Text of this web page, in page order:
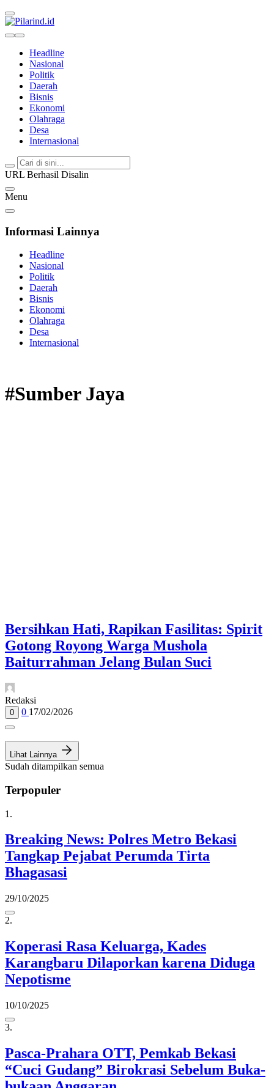
Headline
Nasional
Politik
Daerah
Bisnis
Ekonomi
Olahraga
Desa
Internasional
URL Berhasil Disalin
Menu
Informasi Lainnya
Headline
Nasional
Politik
Daerah
Bisnis
Ekonomi
Olahraga
Desa
Internasional
#Sumber Jaya
Bersihkan Hati, Rapikan Fasilitas: Spirit
Gotong Royong Warga Mushola
Baiturrahman Jelang Bulan Suci
Redaksi
0 0 17/02/2026
Lihat Lainnya
Sudah ditampilkan semua
Terpopuler
1.
Breaking News: Polres Metro Bekasi
Tangkap Pejabat Perumda Tirta
Bhagasasi
29/10/2025
2.
Koperasi Rasa Keluarga, Kades
Karangbaru Dilaporkan karena Diduga
Nepotisme
10/10/2025
3.
Pasca-Prahara OTT, Pemkab Bekasi
“Cuci Gudang” Birokrasi Sebelum Buka-